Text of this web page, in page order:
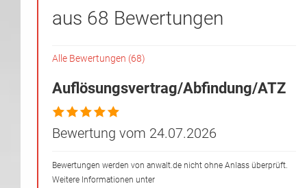
aus 68 Bewertungen
Alle Bewertungen (68)
Auflösungsvertrag/Abfindung/ATZ
Bewertung vom 24.07.2026
Bewertungen werden von anwalt.de nicht ohne Anlass überprüft.
Weitere Informationen unter